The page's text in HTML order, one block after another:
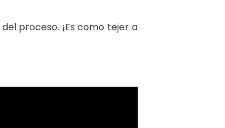
proceso. ¡Es como tejer a